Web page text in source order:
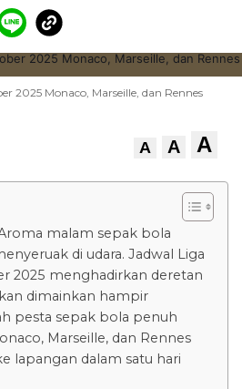
2025 Monaco, Marseille, dan Rennes
A A A
malam sepak bola
di udara. Jadwal Liga
2025 menghadirkan deretan
dimainkan hampir
pesta sepak bola penuh
Marseille, dan Rennes
lapangan dalam satu hari